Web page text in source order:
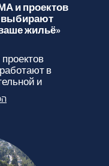
и проектов
выбирают
жильё»
в
и...